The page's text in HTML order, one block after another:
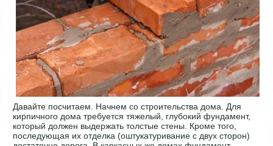
Давайте посчитаем. Начнем со строительства дома. Для
кирпичного дома требуется тяжелый, глубокий фундамент,
который должен выдержать толстые стены. Кроме того,
последующая их отделка (оштукатуривание с двух сторон)